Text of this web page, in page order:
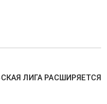
ЛИГА РАСШИРЯЕТСЯ